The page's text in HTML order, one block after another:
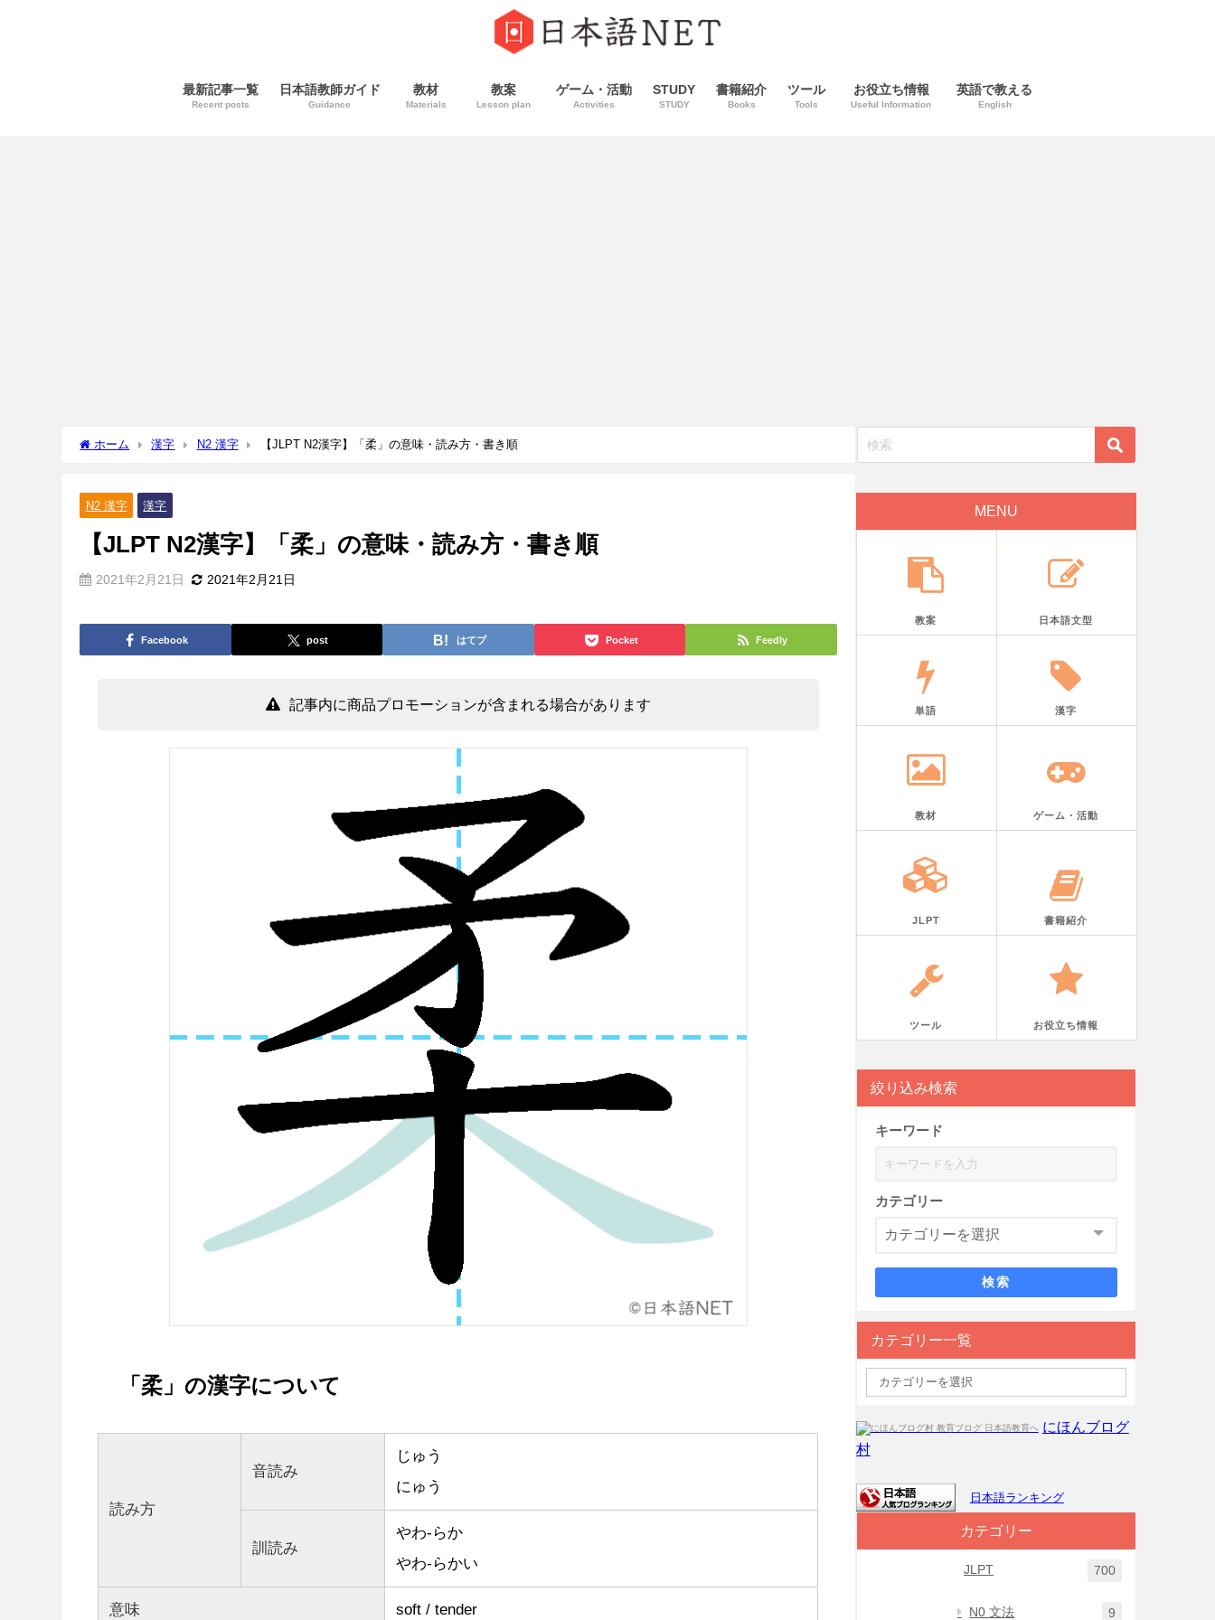
最新記事一覧
Recent posts
日本語教師ガイド
Guidance
教材
Materials
教案
Lesson plan
ゲーム・活動
Activities
STUDY
STUDY
書籍紹介
Books
ツール
Tools
お役立ち情報
Useful Information
英語で教える
English
ホーム 漢字 N2 漢字 【JLPT N2漢字】「柔」の意味・読み方・書き順
N2 漢字 漢字
【JLPT N2漢字】「柔」の意味・読み方・書き順
2021年2月21日 2021年2月21日
Facebook post はてブ Pocket Feedly
記事内に商品プロモーションが含まれる場合があります
「柔」の漢字について
読み方
音読み
じゅう
にゅう
訓読み
やわ-らか
やわ-らかい
意味 soft / tender
MENU
教案 日本語文型
単語 漢字
教材 ゲーム・活動
JLPT 書籍紹介
ツール お役立ち情報
絞り込み検索
キーワード
カテゴリー
検索
カテゴリー一覧
にほんブログ
村
日本語ランキング
カテゴリー
JLPT 700
N0 文法 9